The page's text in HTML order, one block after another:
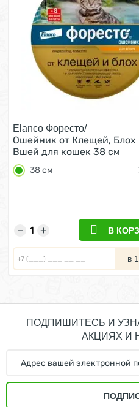
Elanco Форесто/
Ошейник от Клещей, Блох
Вшей для кошек 38 см
38 см
+
− В
в
ПОДПИШИТЕСЬ И
АКЦИЯХ И